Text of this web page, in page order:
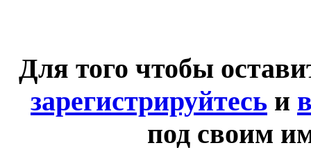
Для того чтобы
зарегистрируйтесь и
под своим